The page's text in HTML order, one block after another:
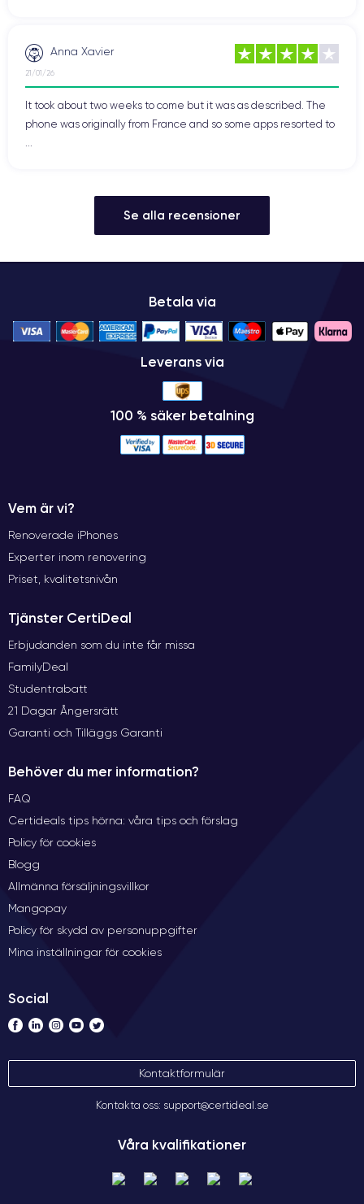
Anna Xavier
21/01/26
It took about two weeks to come but it was as described. The
phone was originally from France and so some apps resorted to
Se alla recensioner
Betala via
Leverans via
100 % säker betalning
Vem är vi?
Renoverade iPhones
Experter inom renovering
Priset, kvalitetsnivån
Tjänster CertiDeal
Erbjudanden som du inte får missa
FamilyDeal
Studentrabatt
21 Dagar Ångersrätt
Garanti och Tilläggs Garanti
Behöver du mer information?
FAQ
Certideals tips hörna: våra tips och förslag
Policy för cookies
Blogg
Allmänna försäljningsvillkor
Mangopay
Policy för skydd av personuppgifter
Mina inställningar för cookies
Social
Kontaktformulär
Kontakta oss: support@certideal.se
Våra kvalifikationer